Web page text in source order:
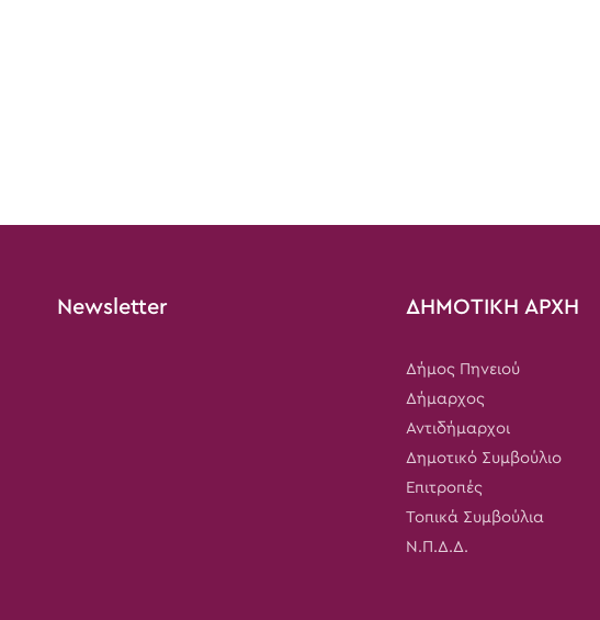
Newsletter ΔΗΜΟΤΙΚΗ ΑΡΧΗ
Δήμος Πηνειού
Δήμαρχος
Αντιδήμαρχοι
Δημοτικό Συμβούλιο
Επιτροπές
Τοπικά Συμβούλια
Ν.Π.Δ.Δ.